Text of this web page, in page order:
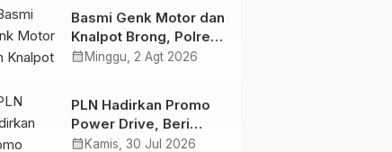
Semakin Skena
Basmi Genk Motor dan
Knalpot Brong, Polres
Tanjab Barat Amankan
calendar_month Minggu, 2 Agt 2026
PLN Hadirkan Promo
Power Drive, Beri
Diskon Tambah Daya
calendar_month Kamis, 30 Jul 2026